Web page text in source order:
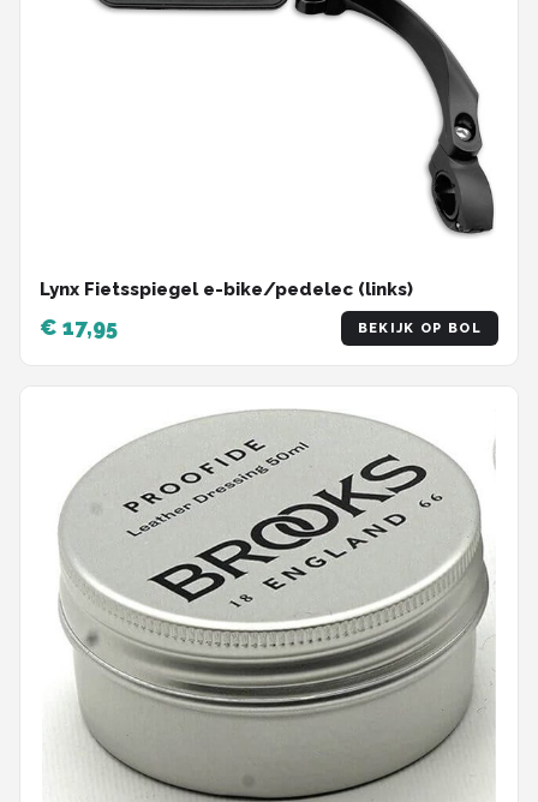
Lynx Fietsspiegel e-bike/pedelec (links)
€ 17,95 BEKIJK OP BOL